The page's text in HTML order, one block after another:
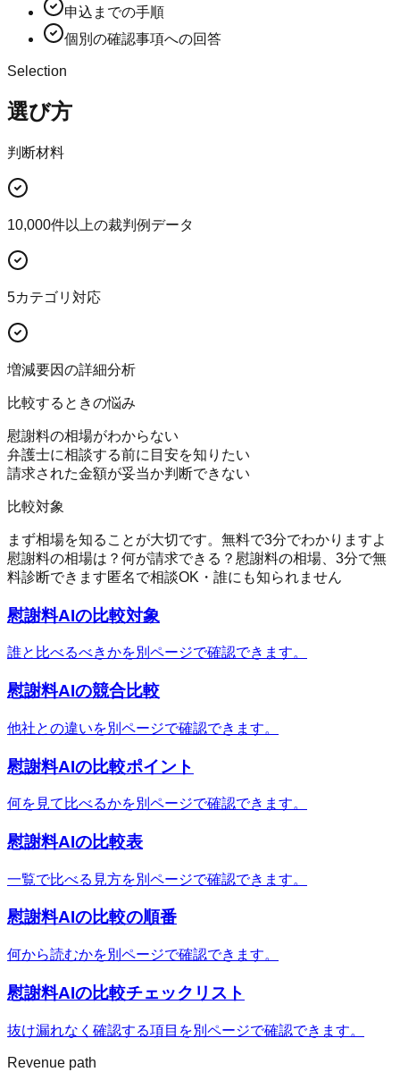
申込までの手順
個別の確認事項への回答
Selection
選び方
判断材料
10,000件以上の裁判例データ
5カテゴリ対応
増減要因の詳細分析
比較するときの悩み
慰謝料の相場がわからない
弁護士に相談する前に目安を知りたい
請求された金額が妥当か判断できない
比較対象
まず相場を知ることが大切です。無料で3分でわかりますよ
慰謝料の相場は？ 何が請求できる？ 慰謝料の相場、3分で無
料診断できます匿名で相談OK・誰にも知られません
慰謝料AIの比較対象
誰と比べるべきかを別ページで確認できます。
慰謝料AIの競合比較
他社との違いを別ページで確認できます。
慰謝料AIの比較ポイント
何を見て比べるかを別ページで確認できます。
慰謝料AIの比較表
一覧で比べる見方を別ページで確認できます。
慰謝料AIの比較の順番
何から読むかを別ページで確認できます。
慰謝料AIの比較チェックリスト
抜け漏れなく確認する項目を別ページで確認できます。
Revenue path